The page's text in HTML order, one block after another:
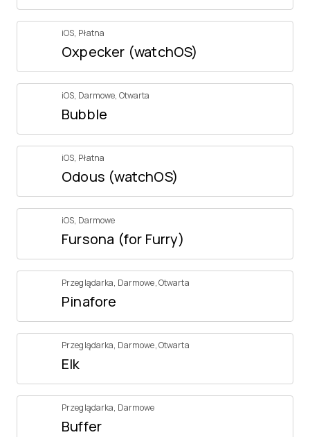
iOS, Płatna
Oxpecker (watchOS)
iOS, Darmowe, Otwarta
Bubble
iOS, Płatna
Odous (watchOS)
iOS, Darmowe
Fursona (for Furry)
Przeglądarka, Darmowe,Otwarta
Pinafore
Przeglądarka, Darmowe,Otwarta
Elk
Przeglądarka, Darmowe
Buffer